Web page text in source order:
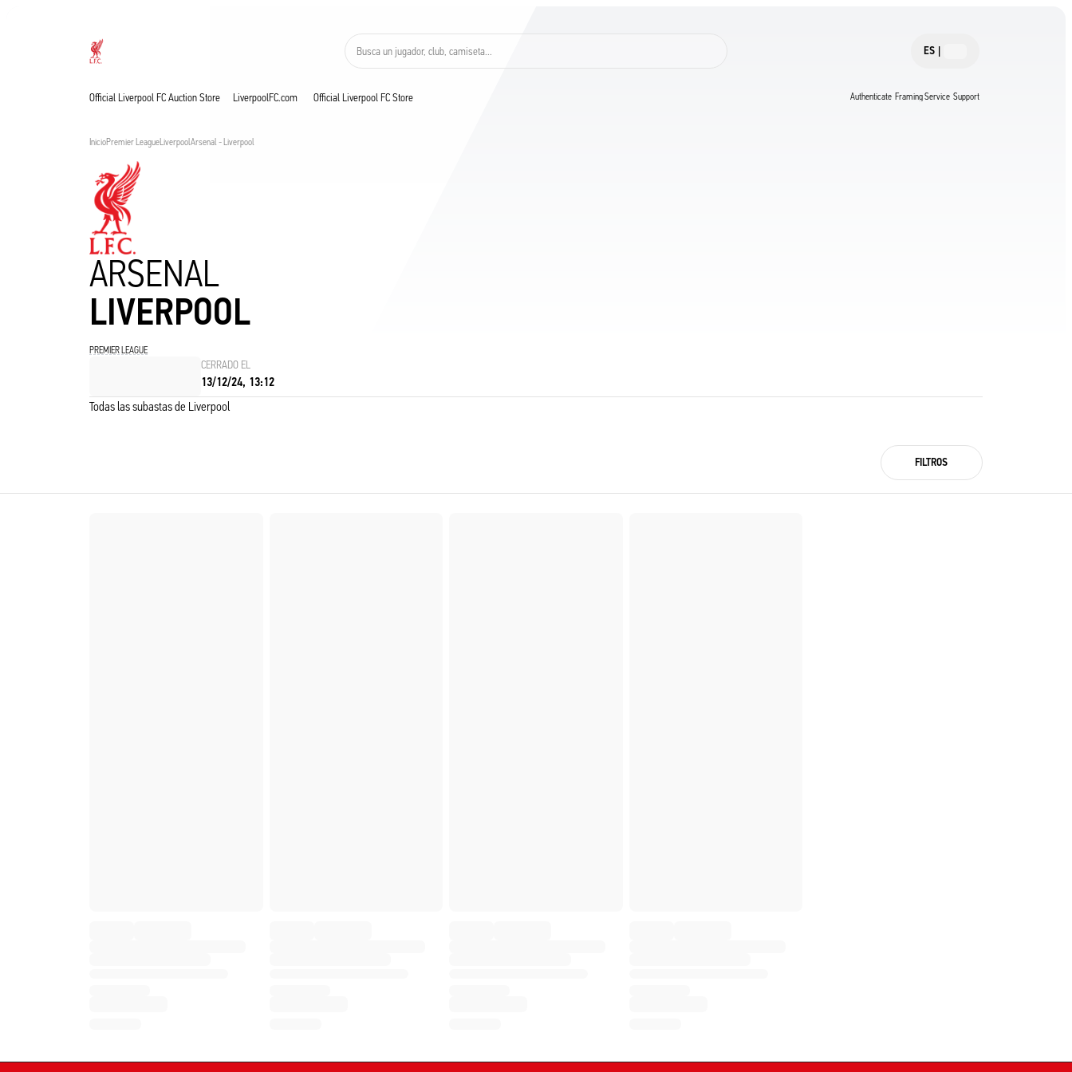
Busca un jugador, club, camiseta… ES |
Official Liverpool FC Auction Store LiverpoolFC.com Official Liverpool FC Store Authenticate Framing Service Support
InicioPremier LeagueLiverpoolArsenal - Liverpool
ARSENAL
LIVERPOOL
PREMIER LEAGUE
CERRADO EL
13/12/24, 13:12
Todas las subastas de Liverpool
FILTROS